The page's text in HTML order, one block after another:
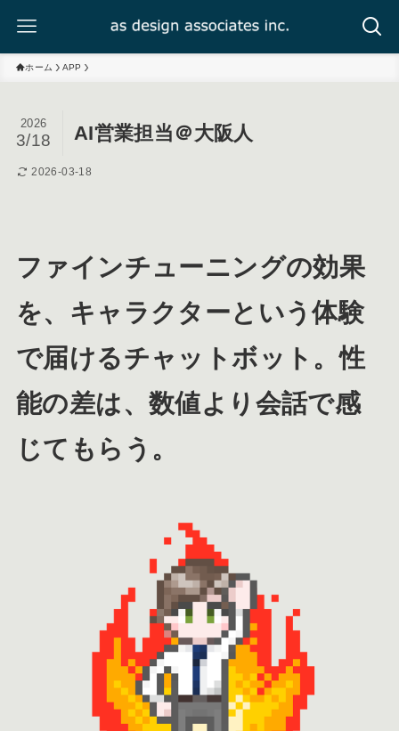
ホーム APP
AI営業担当＠大阪人
2026
3/18
2026-03-18
ファインチューニングの効果
を、キャラクターという体験
で届けるチャットボット。性
能の差は、数値より会話で感
じてもらう。